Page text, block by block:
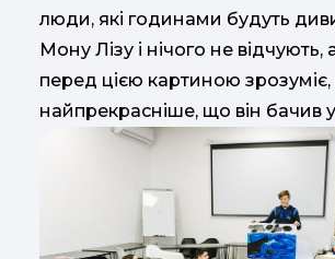
люди, які годинами будуть
Мону Лізу і нічого не відчують,
перед цією картиною
найпрекрасніше, що він бачив у